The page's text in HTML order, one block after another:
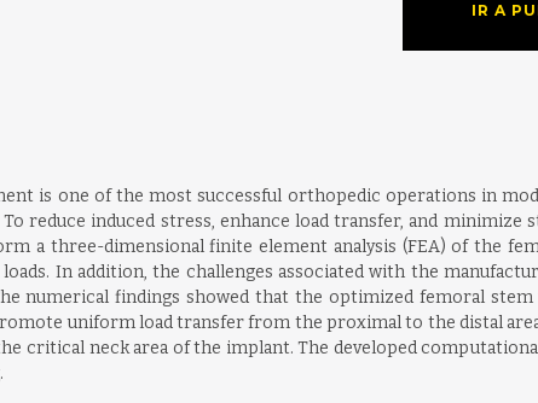
IR A
is one of the most successful orthopedic operations in
reduce induced stress, enhance load transfer, and
a three-dimensional finite element analysis (FEA) of the
In addition, the challenges associated with the
numerical findings showed that the optimized femoral
uniform load transfer from the proximal to the distal
critical neck area of the implant. The developed